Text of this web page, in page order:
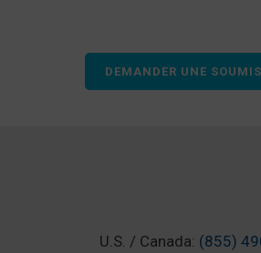
DEMANDER UNE
U.S. / Canada: (855)